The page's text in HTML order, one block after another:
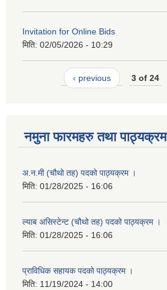
Invitation for Online Bids
मिति: 02/05/2026 - 10:29
‹ previous 3 of 24
नमुना फारमहरु तथा पाठ्यक्रम
अ.न.मी (चौथो तह) पदको पाठ्यक्रम ।
मिति: 01/28/2025 - 16:06
ल्याब असिस्टेन्ट (चौथो तह) पदको पाठ्यक्रम ।
मिति: 01/28/2025 - 16:06
प्राविधिक सहायक पदको पाठ्यक्रम ।
मिति: 11/19/2024 - 14:00